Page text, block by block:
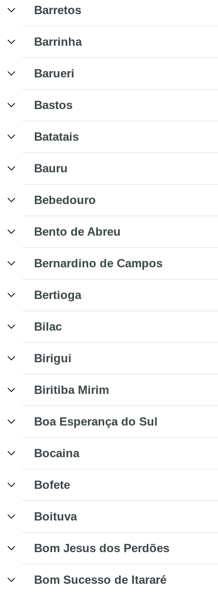
Barretos
Barrinha
Barueri
Bastos
Batatais
Bauru
Bebedouro
Bento de Abreu
Bernardino de Campos
Bertioga
Bilac
Birigui
Biritiba Mirim
Boa Esperança do Sul
Bocaina
Bofete
Boituva
Bom Jesus dos Perdões
Bom Sucesso de Itararé